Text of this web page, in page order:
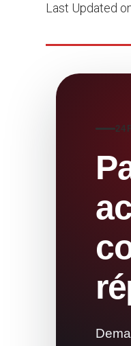
presse
Last Updated